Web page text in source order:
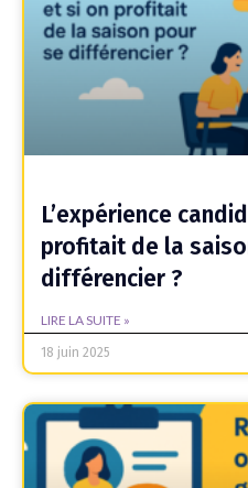
L’expérience
profitait de la
différencier ?
LIRE LA SUITE »
18 juin 2025